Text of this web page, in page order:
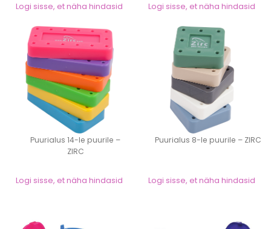
Logi sisse, et näha hindasid Logi sisse, et näha hindasid
Puurialus 14-le puurile –
ZIRC
Logi sisse, et näha hindasid
Puurialus 8-le puurile – ZIRC
Logi sisse, et näha hindasid